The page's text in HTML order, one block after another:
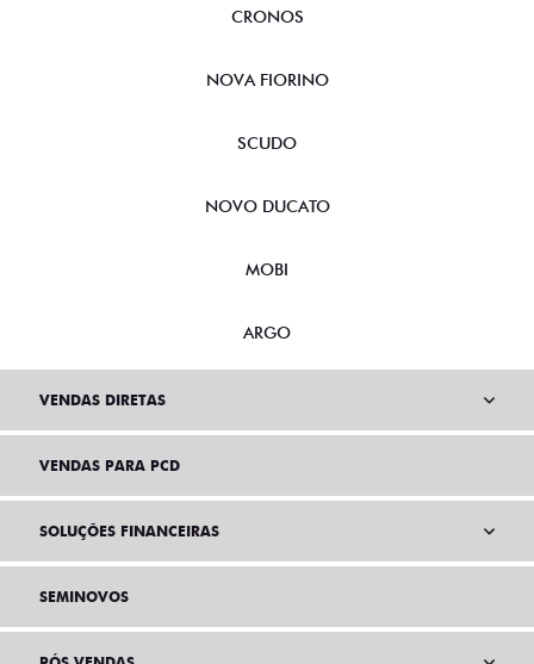
CRONOS
NOVA FIORINO
SCUDO
NOVO DUCATO
MOBI
ARGO
VENDAS DIRETAS
VENDAS PARA PCD
SOLUÇÕES FINANCEIRAS
SEMINOVOS